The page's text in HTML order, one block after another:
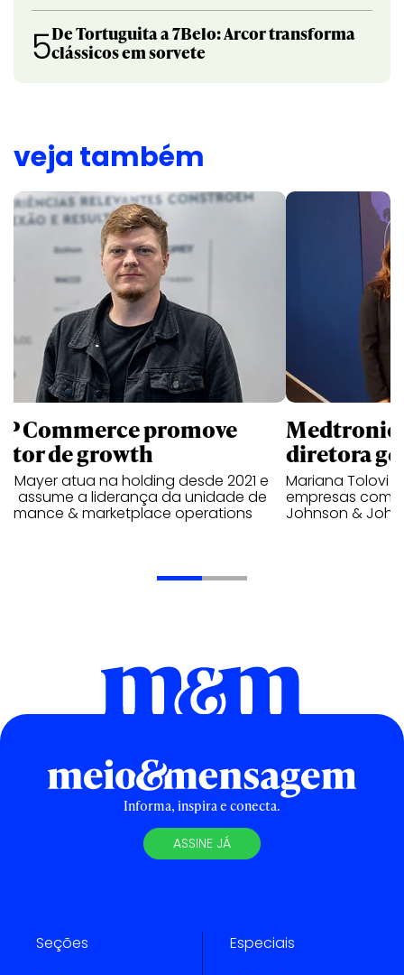
5De Tortuguita a 7Belo: Arcor transforma
clássicos em sorvete
veja também
Commerce promove
de growth
Mayer atua na holding desde 2021 e
assume a liderança da unidade de
& marketplace operations
Medtronic
diretora
Mariana Tolovi
empresas
Johnson &
Informa, inspira e conecta.
ASSINE JÁ
Seções Especiais